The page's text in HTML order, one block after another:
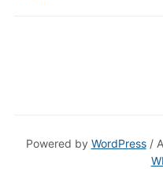
Powered by WordPress/